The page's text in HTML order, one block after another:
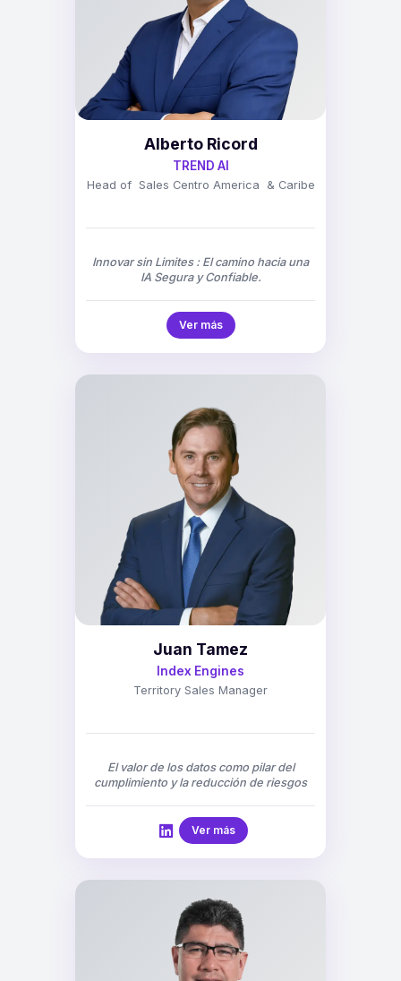
Alberto Ricord
TREND AI
Head of Sales Centro America & Caribe
Innovar sin Limites : El camino hacia una
IA Segura y Confiable.
Ver más
Juan Tamez
Index Engines
Territory Sales Manager
El valor de los datos como pilar del
cumplimiento y la reducción de riesgos
Ver más